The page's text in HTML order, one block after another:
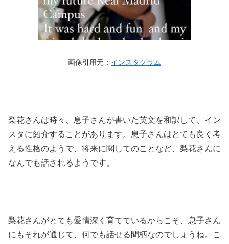
画像引用元： インスタグラム
梨花さんは時々、息子さんが書いた英文を和訳して、イン
スタに紹介することがあります。息子さんはとても良く考
える性格のようで、将来に関してのことなど、梨花さんに
なんでも話されるようです。
梨花さんがとても愛情深く育てているからこそ、息子さん
にもそれが通じて、何でも話せる間柄なのでしょうね。こ